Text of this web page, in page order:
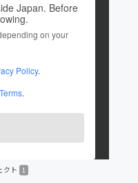
Japan. Before
on your
Policy.
.
ています
クト 1